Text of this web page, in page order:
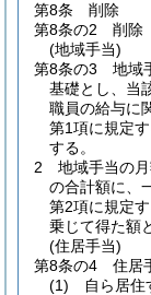
第8条
削除
第8条の2
削除
(地域手当)
第8条の3
地域
基礎とし、当
職員の給与に
第1項に規定
する。
2
地域手当の
の合計額に、
第2項に規定
乗じて得た額
(住居手当)
第8条の4
住居
(1)
自ら居住